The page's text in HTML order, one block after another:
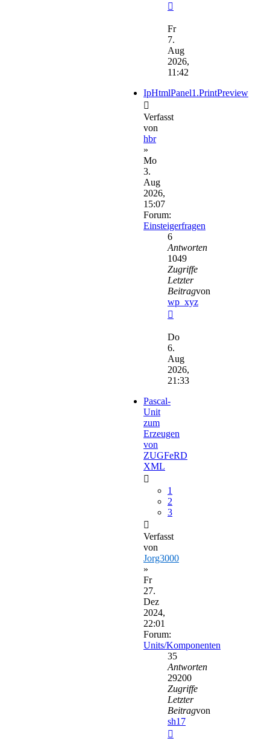
Beitrag
Fr
7.
Aug
2026,
11:42
IpHtmlPanel1.PrintPreview
Verfasst
von
hbr
»
Mo
3.
Aug
2026,
15:07
Forum:
Einsteigerfragen
6
Antworten
1049
Zugriffe
Letzter
Beitragvon
wp_xyz
Beitrag
Do
6.
Aug
2026,
21:33
Pascal-
Unit
zum
Erzeugen
von
ZUGFeRD
XML
1
2
3
Verfasst
von
Jorg3000
»
Fr
27.
Dez
2024,
22:01
Forum:
Units/Komponenten
35
Antworten
29200
Zugriffe
Letzter
Beitragvon
sh17